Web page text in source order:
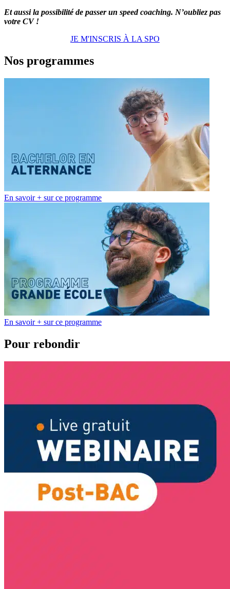
Et aussi la possibilité de passer un speed coaching. N’oubliez pas
votre CV !
JE M'INSCRIS À LA SPO
Nos programmes
En savoir + sur ce programme
En savoir + sur ce programme
Pour rebondir